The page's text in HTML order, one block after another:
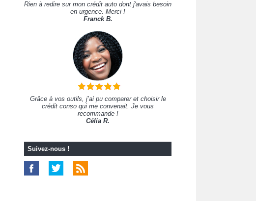
Rien à redire sur mon crédit auto dont j'avais besoin
en urgence. Merci !
Franck B.
Grâce à vos outils, j’ai pu comparer et choisir le
crédit conso qui me convenait. Je vous
recommande !
Célia R.
Suivez-nous !